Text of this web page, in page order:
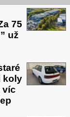
75
už
koly
víc